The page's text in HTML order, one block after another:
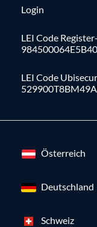
Login
LEI Code
LEI Code
Österreich
Deutschland
Schweiz